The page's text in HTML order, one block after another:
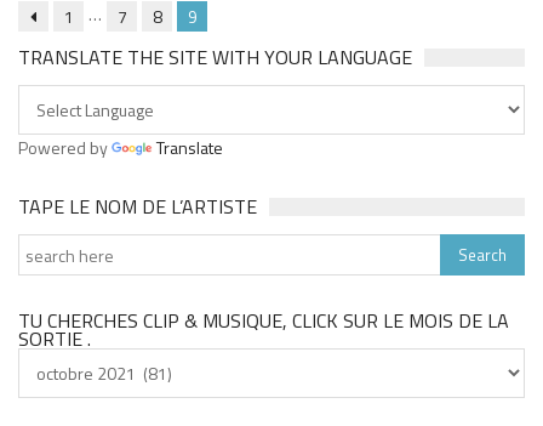
1 … 7 8 9
TRANSLATE THE SITE WITH YOUR LANGUAGE
Powered by Translate
TAPE LE NOM DE L’ARTISTE
TU CHERCHES CLIP & MUSIQUE, CLICK SUR LE MOIS DE LA
SORTIE .
cherches